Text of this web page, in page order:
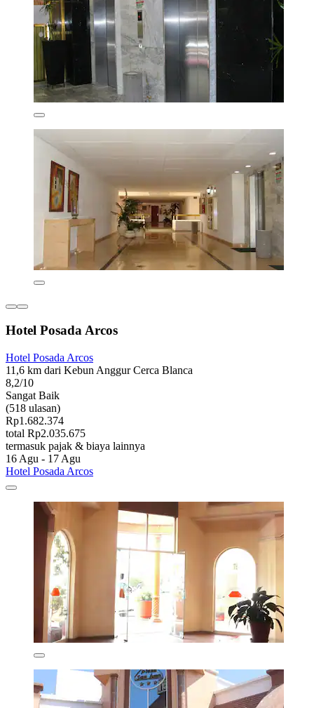
Hotel Posada Arcos
Hotel Posada Arcos
11,6 km dari Kebun Anggur Cerca Blanca
8,2/10
Sangat Baik
(518 ulasan)
Rp1.682.374
total Rp2.035.675
termasuk pajak & biaya lainnya
16 Agu - 17 Agu
Hotel Posada Arcos